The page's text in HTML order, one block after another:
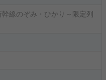
線のぞみ・ひかり～限定列